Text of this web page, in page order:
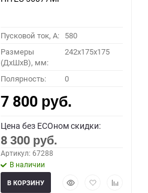
Пусковой ток, A: 580
Размеры
(ДхШхВ), мм:
242x175x175
Полярность: 0
7 800 руб.
Цена без ECOном скидки:
8 300 руб.
Артикул: 67288
В наличии
БыстрыйДобавитьДобавить
В КОРЗИНУ